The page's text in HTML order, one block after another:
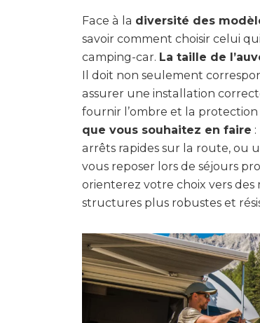
Face à la diversité des
savoir comment choisir celui
camping-car. La taille de
Il doit non seulement
assurer une installation
fournir l’ombre et la protection
que vous souhaitez en faire
arrêts rapides sur la route, ou
vous reposer lors de séjours
orienterez votre choix vers des
structures plus robustes et